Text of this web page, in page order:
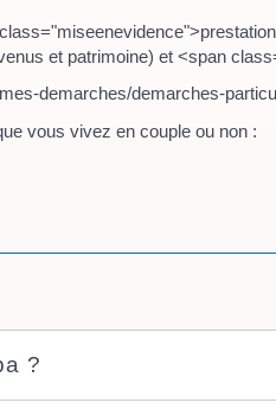
et patrimoine) et <span
demarches/demarches-
vous vivez en couple ou non :
?